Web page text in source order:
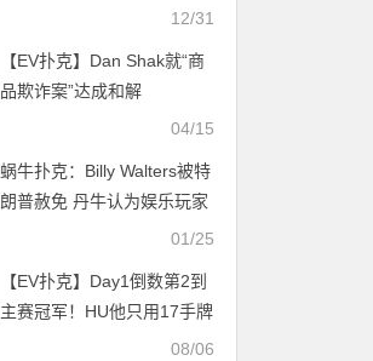
幕赛A/B组共197人次参赛25
Haoyang夺得首个冠军！
12/31
【EV扑克】Dan Shak就“商
品欺诈案”达成和解
04/15
蜗牛扑克：Billy Walters被特
朗普赦免 丹牛认为娱乐玩家
01/25
【EV扑克】Day1倒数第2到
主赛冠军！HU他只用17手牌
08/06